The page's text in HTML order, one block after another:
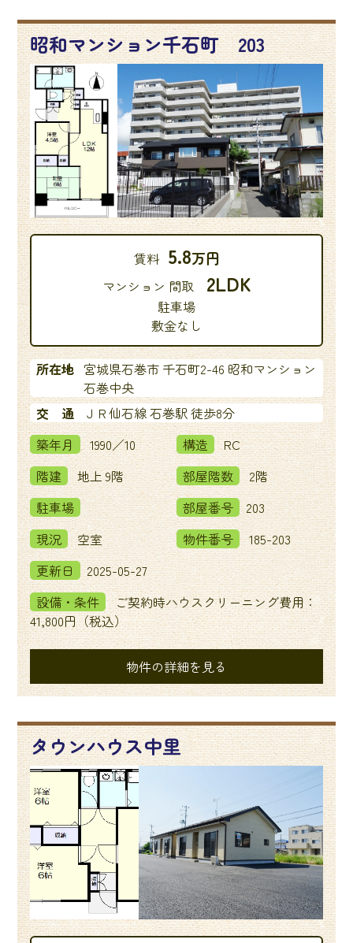
昭和マンション千石町 203
賃料 5.8万円
マンション 間取 2LDK
駐車場
敷金なし
所在地 宮城県石巻市 千石町2-46 昭和マンション
石巻中央
交 通
ＪＲ仙石線 石巻駅 徒歩8分
築年月
1990／10 構造
RC
階建
地上 9階 部屋階数
2階
駐車場
部屋番号
203
現況
空室 物件番号
185-203
更新日
2025-05-27
設備・条件
ご契約時ハウスクリーニング費用：
41,800円（税込）
物件の詳細を見る
タウンハウス中里